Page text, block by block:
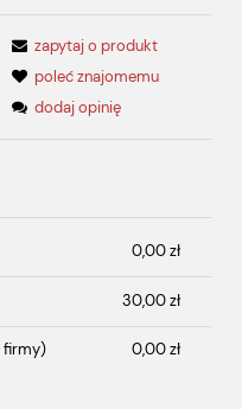
zapytaj o produkt
poleć znajomemu
dodaj opinię
płatności
0,00 zł
30,00 zł
firmy) 0,00 zł